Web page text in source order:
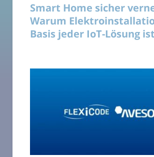
Smart Home sicher
Warum
Basis jeder IoT-Lösung ist